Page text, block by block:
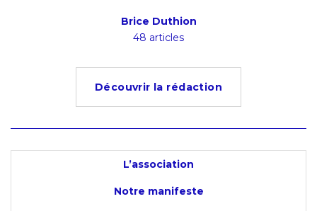
Brice Duthion
48 articles
Découvrir la rédaction
L’association
Notre manifeste